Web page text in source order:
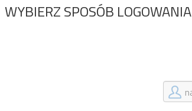
WYBIERZ SPOSÓB LOGOWANIA